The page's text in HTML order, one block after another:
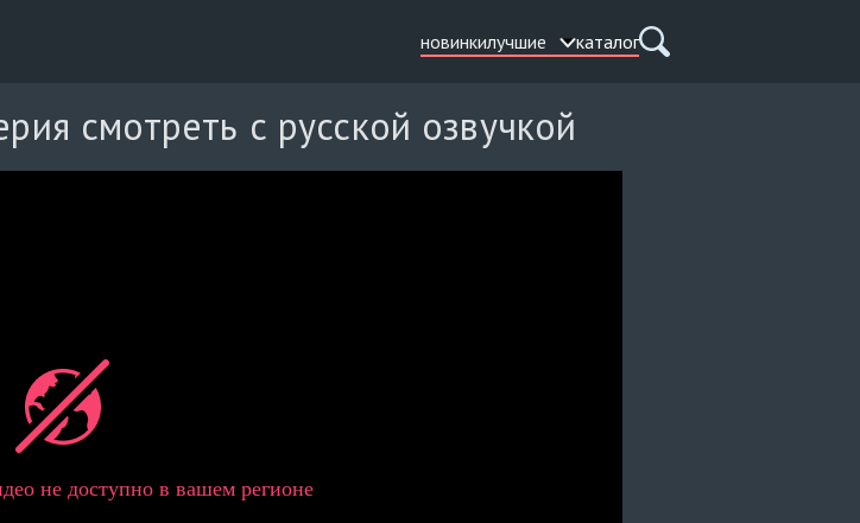
новинкилучшие каталог
смотреть с русской озвучкой